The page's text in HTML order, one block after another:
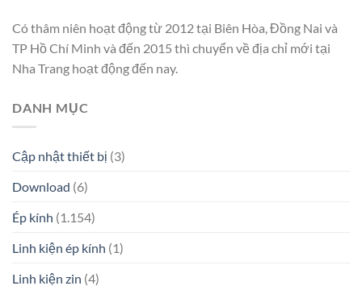
Có thâm niên hoạt động từ 2012 tại Biên Hòa, Đồng Nai và
TP Hồ Chí Minh và đến 2015 thì chuyển về địa chỉ mới tại
Nha Trang hoạt động đến nay.
DANH MỤC
Cập nhật thiết bị (3)
Download (6)
Ép kính (1.154)
Linh kiện ép kính (1)
Linh kiện zin (4)